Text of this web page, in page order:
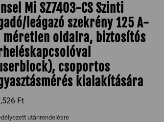
Mi SZ7403-CS Szinti
leágazó szekrény 125 A-
méretlen oldalra, biztosítós
csoportos
kialakítására
Ft
utánrendelésre